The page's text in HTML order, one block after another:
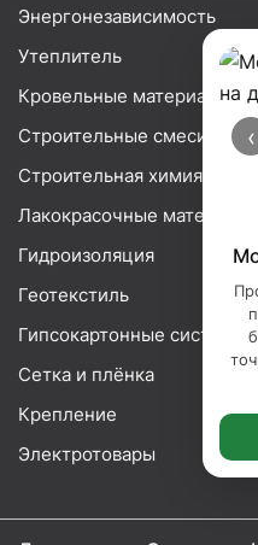
‹
Энергонезависимость
Утеплитель
Кровельные материалы
Строительные смеси
Строительная химия
Лакокрасочные материалы
Гидроизоляция
Геотекстиль
Гипсокартонные системы
Сетка и плёнка
Крепление
Электротовары